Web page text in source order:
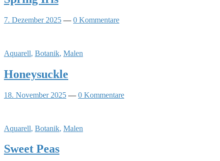
7. Dezember 2025 — 0 Kommentare
Aquarell, Botanik, Malen
Honeysuckle
18. November 2025 — 0 Kommentare
Aquarell, Botanik, Malen
Sweet Peas